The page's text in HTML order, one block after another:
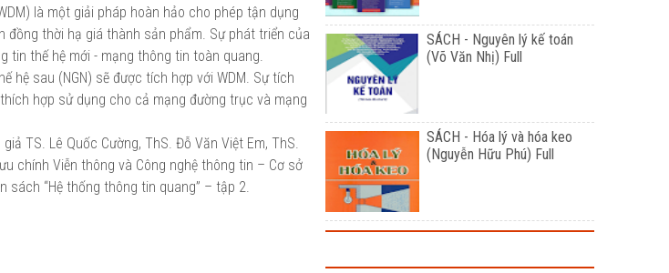
là một giải pháp hoàn hảo cho phép tận dụng
đồng thời hạ giá thành sản phẩm. Sự phát triển của
tin thế hệ mới - mạng thông tin toàn quang.
hệ sau (NGN) sẽ được tích hợp với WDM. Sự tích
hợp sử dụng cho cả mạng đường trục và mạng
TS. Lê Quốc Cường, ThS. Đỗ Văn Việt Em, ThS.
chính Viễn thông và Công nghệ thông tin – Cơ sở
sách “Hệ thống thông tin quang” – tập 2.
SÁCH - Nguyên lý kế toán
(Võ Văn Nhị) Full
SÁCH - Hóa lý và hóa keo
(Nguyễn Hữu Phú) Full